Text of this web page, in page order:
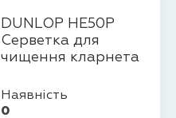
DUNLOP HE50P
Серветка для
чищення кларнета
Наявність
0